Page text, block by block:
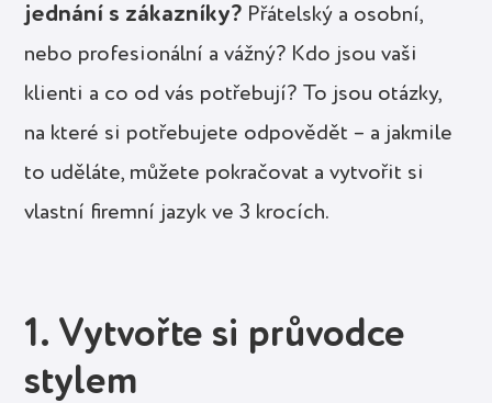
jednání s zákazníky? Přátelský a osobní,
nebo profesionální a vážný? Kdo jsou vaši
klienti a co od vás potřebují? To jsou otázky,
na které si potřebujete odpovědět – a jakmile
to uděláte, můžete pokračovat a vytvořit si
vlastní firemní jazyk ve 3 krocích.
1. Vytvořte si průvodce
stylem